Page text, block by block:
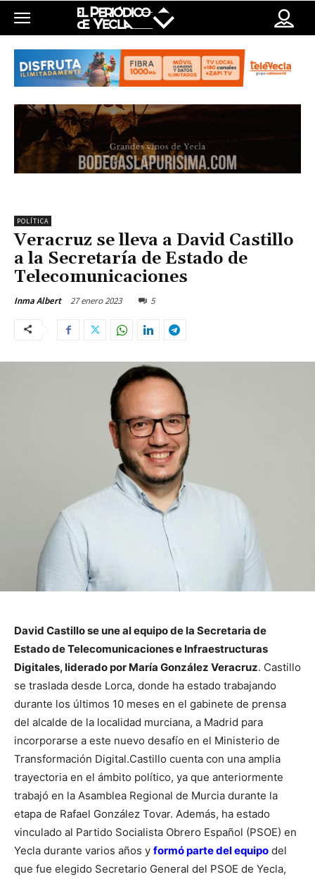
POLÍTICA
Veracruz se lleva a David Castillo
a la Secretaría de Estado de
Telecomunicaciones
Inma Albert 27 enero 2023 5
David Castillo se une al equipo de la Secretaria de
Estado de Telecomunicaciones e Infraestructuras
Digitales, liderado por María González Veracruz. Castillo
se traslada desde Lorca, donde ha estado trabajando
durante los últimos 10 meses en el gabinete de prensa
del alcalde de la localidad murciana, a Madrid para
incorporarse a este nuevo desafío en el Ministerio de
Transformación Digital.Castillo cuenta con una amplia
trayectoria en el ámbito político, ya que anteriormente
trabajó en la Asamblea Regional de Murcia durante la
etapa de Rafael González Tovar. Además, ha estado
vinculado al Partido Socialista Obrero Español (PSOE) en
Yecla durante varios años y formó parte del equipo del
que fue elegido Secretario General del PSOE de Yecla,